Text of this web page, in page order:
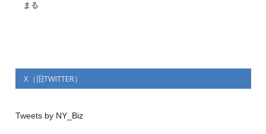
まる
X（旧TWITTER）
Tweets by NY_Biz